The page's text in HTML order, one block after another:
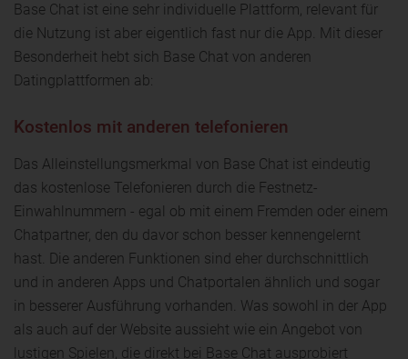
Base Chat ist eine sehr individuelle Plattform, relevant für
die Nutzung ist aber eigentlich fast nur die App. Mit dieser
Besonderheit hebt sich Base Chat von anderen
Datingplattformen ab:
Kostenlos mit anderen telefonieren
Das Alleinstellungsmerkmal von Base Chat ist eindeutig
das kostenlose Telefonieren durch die Festnetz-
Einwahlnummern - egal ob mit einem Fremden oder einem
Chatpartner, den du davor schon besser kennengelernt
hast. Die anderen Funktionen sind eher durchschnittlich
und in anderen Apps und Chatportalen ähnlich und sogar
in besserer Ausführung vorhanden. Was sowohl in der App
als auch auf der Website aussieht wie ein Angebot von
lustigen Spielen, die direkt bei Base Chat ausprobiert